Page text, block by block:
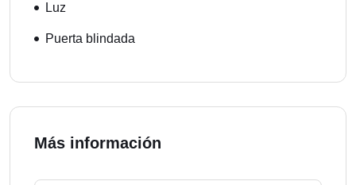
Luz
Puerta blindada
Más información